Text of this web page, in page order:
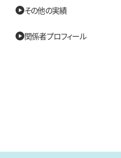
その他の実績
関係者プロフィール